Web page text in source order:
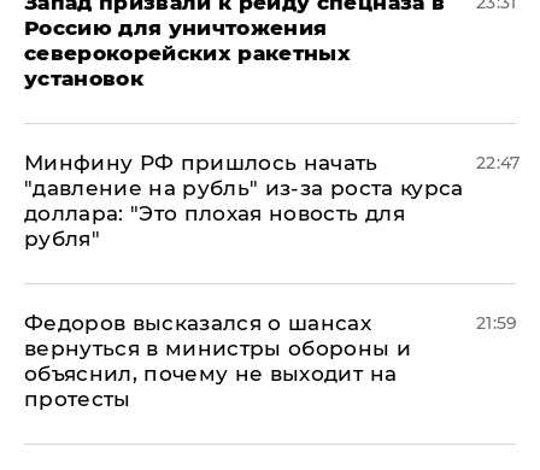
Россию для уничтожения
северокорейских ракетных
установок
Минфину РФ пришлось начать
"давление на рубль" из-за роста курса
доллара: "Это плохая новость для
рубля"
22:47
Федоров высказался о шансах
вернуться в министры обороны и
объяснил, почему не выходит на
протесты
21:59